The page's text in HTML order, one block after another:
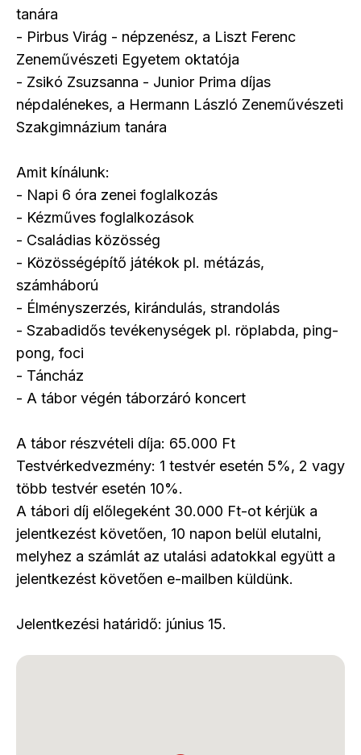
tanára
- Pirbus Virág - népzenész, a Liszt Ferenc
Zeneművészeti Egyetem oktatója
- Zsikó Zsuzsanna - Junior Prima díjas
népdalénekes, a Hermann László Zeneművészeti
Szakgimnázium tanára
Amit kínálunk:
- Napi 6 óra zenei foglalkozás
- Kézműves foglalkozások
- Családias közösség
- Közösségépítő játékok pl. métázás,
számháború
- Élményszerzés, kirándulás, strandolás
- Szabadidős tevékenységek pl. röplabda, ping-
pong, foci
- Táncház
- A tábor végén táborzáró koncert
A tábor részvételi díja: 65.000 Ft
Testvérkedvezmény: 1 testvér esetén 5%, 2 vagy
több testvér esetén 10%.
A tábori díj előlegeként 30.000 Ft-ot kérjük a
jelentkezést követően, 10 napon belül elutalni,
melyhez a számlát az utalási adatokkal együtt a
jelentkezést követően e-mailben küldünk.
Jelentkezési határidő: június 15.